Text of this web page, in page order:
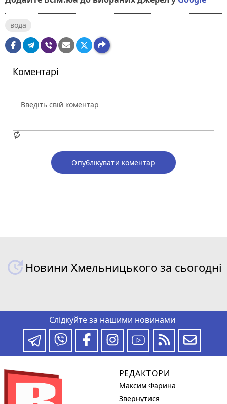
вода
Коментарі
Опублікувати коментар
Новини Хмельницького за сьогодні
Слідкуйте за нашими новинами
РЕДАКТОРИ
Максим Фарина
Звернутися